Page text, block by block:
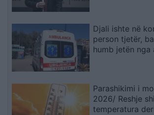
Djali ishte në
person tjetër,
humb jetën nga
Parashikimi i
2026/ Reshje
temperatura